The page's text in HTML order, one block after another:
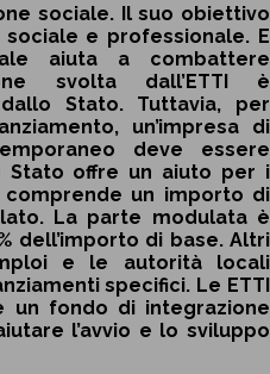
sociale. Il suo obiettivo
e professionale. E
aiuta a combattere
svolta dall’ETTI è
Stato. Tuttavia, per
un’impresa di
deve essere
Stato offre un aiuto per i
un importo di
La parte modulata è
dell’importo di base. Altri
e le autorità locali
specifici. Le ETTI
un fondo di integrazione
l’avvio e lo sviluppo